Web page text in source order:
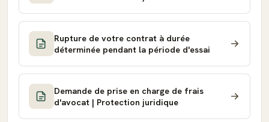
Rupture de votre contrat à durée
déterminée pendant la période d'essai
Demande de prise en charge de frais
d'avocat | Protection juridique